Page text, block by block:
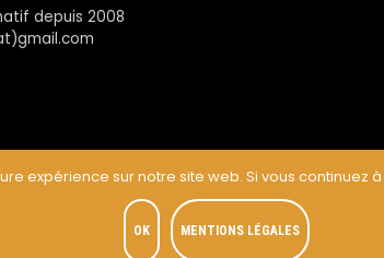
depuis 2008
expérience sur notre site web. Si vous continuez
OK MENTIONS LÉGALES